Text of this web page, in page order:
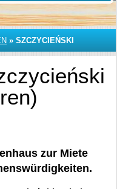
» SZCZYCIEŃSKI
zur Miete